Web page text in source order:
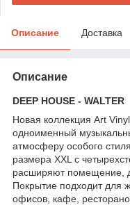
Описание Доставка
Описание
DEEP HOUSE - WALTER
Новая коллекция Art
одноименный
атмосферу особого
размера XXL с
расширяют помещение,
Покрытие подходит для
офисов, кафе,